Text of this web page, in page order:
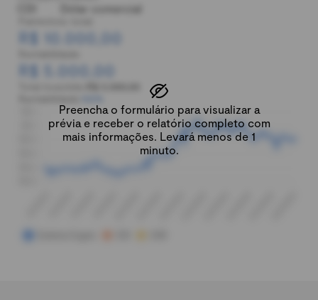
Preencha o formulário para visualizar a
prévia e receber o relatório completo com
mais informações. Levará menos de 1
minuto.
Dólar comercial
R$ 10.000,00
R$ 5.000,00